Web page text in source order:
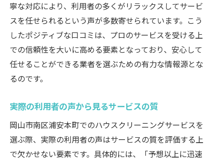
寧な対応により、利用者の多くがリラックスしてサービ
スを任せられるという声が多数寄せられています。こう
したポジティブな口コミは、プロのサービスを受ける上
での信頼性を大いに高める要素となっており、安心して
任せることができる業者を選ぶための有力な情報源とな
るのです。
実際の利用者の声から見るサービスの質
岡山市南区浦安本町でのハウスクリーニングサービスを
選ぶ際、実際の利用者の声はサービスの質を評価する上
で欠かせない要素です。具体的には、「予想以上に迅速